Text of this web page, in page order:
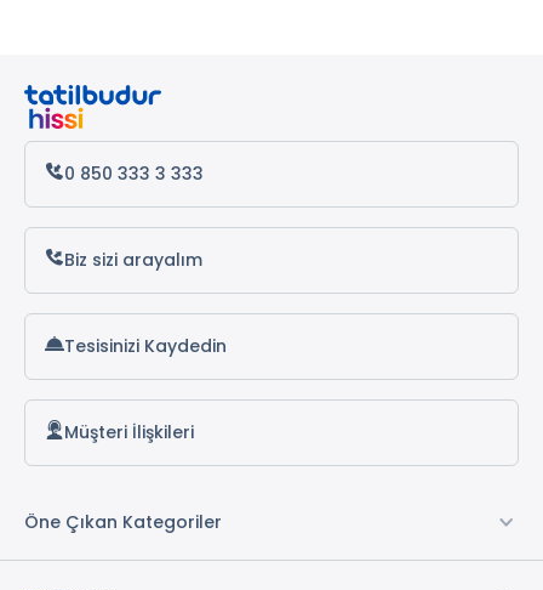
Batum Turları
0 850 333 3 333
Biz sizi arayalım
Tesisinizi Kaydedin
Müşteri İlişkileri
Öne Çıkan Kategoriler